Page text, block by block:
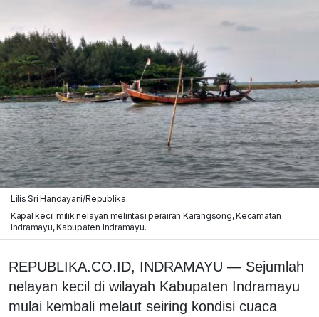
Lilis Sri Handayani/Republika
Kapal kecil milik nelayan melintasi perairan Karangsong, Kecamatan
Indramayu, Kabupaten Indramayu.
REPUBLIKA.CO.ID, INDRAMAYU — Sejumlah
nelayan kecil di wilayah Kabupaten Indramayu
mulai kembali melaut seiring kondisi cuaca